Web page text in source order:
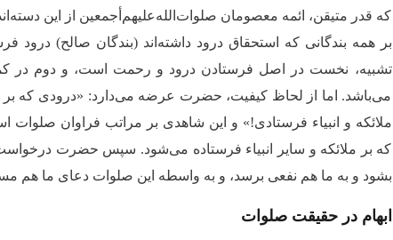
که قدر متیقن، ائمه معصومان صلوات‌الله‌علیهم‌أجمعین از این
بر همه بندگانی که استحقاق درود داشته‌اند (بندگان صالح) درود
تشبیه، نخست در اصل فرستادن درود و رحمت است، و دوم در
می‌باشد. اما از لحاظ کیفیت، حضرت عرضه می‌دارد: «درودی که بر
ملائکه و انبیاء فرستادی!» و این شاهدی بر مراتب فراوان صلوات
که بر ملائکه و سایر انبیاء فرستاده می‌شود. سپس حضرت
بشود و به ما هم نفعی برسد، و به واسطه این صلوات دعای ما هم
ابهام در حقیقت صلوات